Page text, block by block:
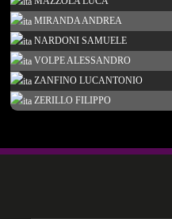
MIRANDA ANDREA
NARDONI SAMUELE
VOLPE ALESSANDRO
ZANFINO LUCANTONIO
ZERILLO FILIPPO